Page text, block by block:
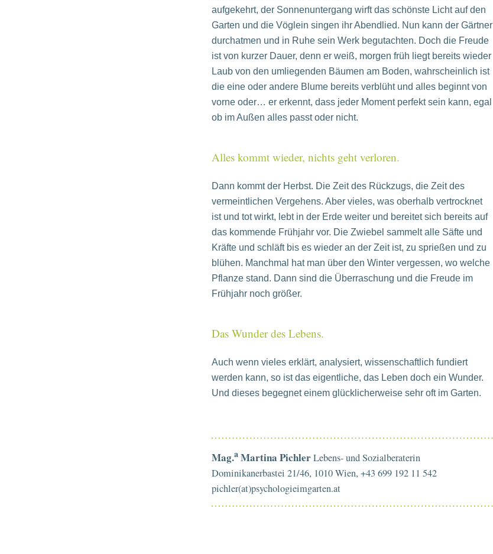
aufgekehrt, der Sonnenuntergang wirft das schönste Licht auf den
Garten und die Vöglein singen ihr Abendlied. Nun kann der Gärtner
durchatmen und in Ruhe sein Werk begutachten. Doch die Freude
ist von kurzer Dauer, denn er weiß, morgen früh liegt bereits wieder
Laub von den umliegenden Bäumen am Boden, wahrscheinlich ist
die eine oder andere Blume bereits verblüht und alles beginnt von
vorne oder… er erkennt, dass jeder Moment perfekt sein kann, egal
ob im Außen alles passt oder nicht.
Alles kommt wieder, nichts geht verloren.
Dann kommt der Herbst. Die Zeit des Rückzugs, die Zeit des
vermeintlichen Vergehens. Aber vieles, was oberhalb vertrocknet
ist und tot wirkt, lebt in der Erde weiter und bereitet sich bereits auf
das kommende Frühjahr vor. Die Zwiebel sammelt alle Säfte und
Kräfte und schläft bis es wieder an der Zeit ist, zu sprießen und zu
blühen. Manchmal hat man über den Winter vergessen, wo welche
Pflanze stand. Dann sind die Überraschung und die Freude im
Frühjahr noch größer.
Das Wunder des Lebens.
Auch wenn vieles erklärt, analysiert, wissenschaftlich fundiert
werden kann, so ist das eigentliche, das Leben doch ein Wunder.
Und dieses begegnet einem glücklicherweise sehr oft im Garten.
Mag.aMartina PichlerLebens- und Sozialberaterin
Dominikanerbastei 21/46, 1010 Wien, +43 699 192 11 542
pichler(at)psychologieimgarten.at